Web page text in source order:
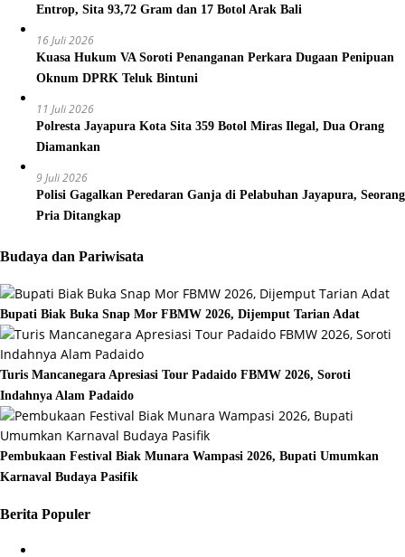
Entrop, Sita 93,72 Gram dan 17 Botol Arak Bali
16 Juli 2026
Kuasa Hukum VA Soroti Penanganan Perkara Dugaan Penipuan
Oknum DPRK Teluk Bintuni
11 Juli 2026
Polresta Jayapura Kota Sita 359 Botol Miras Ilegal, Dua Orang
Diamankan
9 Juli 2026
Polisi Gagalkan Peredaran Ganja di Pelabuhan Jayapura, Seorang
Pria Ditangkap
Budaya dan Pariwisata
Bupati Biak Buka Snap Mor FBMW 2026, Dijemput Tarian Adat
Turis Mancanegara Apresiasi Tour Padaido FBMW 2026, Soroti
Indahnya Alam Padaido
Pembukaan Festival Biak Munara Wampasi 2026, Bupati Umumkan
Karnaval Budaya Pasifik
Berita Populer